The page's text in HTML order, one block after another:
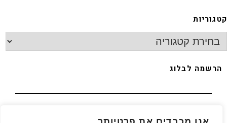
קטגוריות
הרשמה לבלוג